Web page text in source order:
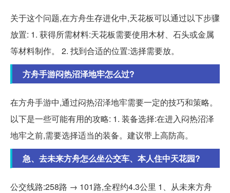
关于这个问题,在方舟生存进化中,天花板可以通过以下步骤
放置: 1. 获得所需材料:天花板需要使用木材、石头或金属
等材料制作。 2. 找到合适的位置:选择需要放。
方舟手游闷热沼泽地牢怎么过?
在方舟手游中,通过闷热沼泽地牢需要一定的技巧和策略。
以下是一些可能有用的攻略: 1. 装备选择:在进入闷热沼泽
地牢之前,需要选择适当的装备。建议带上高防高。
急、去未来方舟怎么坐公交车、本人住中天花园?
公交线路:258路 → 101路,全程约4.3公里 1、从未来方舟